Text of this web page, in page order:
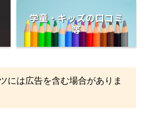
学童・キッズの口コミ
等
には広告を含む場合がありま